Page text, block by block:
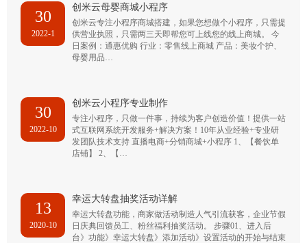
30
2022-1
创米云母婴商城小程序
创米云专注小程序商城搭建，如果您想做个小程序，只需提
供营业执照，只需两三天即帮您可上线您的线上商城。 今
日案例：通惠优购 行业：零售线上商城 产品：美妆个护、
母婴用品…
30
2022-10
创米云小程序专业制作
专注小程序，只做一件事，持续为客户创造价值！提供一站
式互联网系统开发服务+解决方案！10年从业经验+专业研
发团队技术支持 直播电商+分销商城+小程序 1、【餐饮单
店铺】 2、【…
13
2020-10
幸运大转盘抽奖活动详解
幸运大转盘功能，商家做活动制造人气引流获客，企业节假
日庆典回馈员工、粉丝福利抽奖活动。 步骤01、进入后
台》功能》幸运大转盘》添加活动》设置活动的开始与结束